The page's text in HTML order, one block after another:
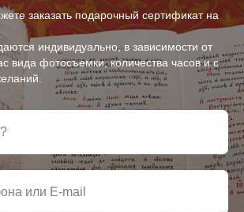
заказать подарочный сертификат на
индивидуально, в зависимости от
вида фотосъемки, количества часов и с